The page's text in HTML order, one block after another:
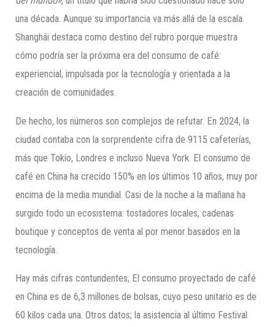
una década. Aunque su importancia va más allá de la escala.
Shanghái destaca como destino del rubro porque muestra
cómo podría ser la próxima era del consumo de café:
experiencial, impulsada por la tecnología y orientada a la
creación de comunidades.
De hecho, los números son complejos de refutar. En 2024, la
ciudad contaba con la sorprendente cifra de 9115 cafeterías,
más que Tokio, Londres e incluso Nueva York. El consumo de
café en China ha crecido 150% en los últimos 10 años, muy por
encima de la media mundial. Casi de la noche a la mañana ha
surgido todo un ecosistema: tostadores locales, cadenas
boutique y conceptos de venta al por menor basados en la
tecnología.
Hay más cifras contundentes; El consumo proyectado de café
en China es de 6,3 millones de bolsas, cuyo peso unitario es de
60 kilos cada una. Otros datos; la asistencia al último Festival